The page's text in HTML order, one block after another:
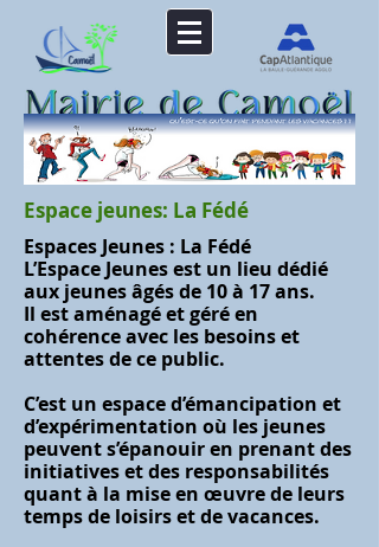
Dernière mise à jour : 06/08/2026
Espace jeunes: La Fédé
Espaces Jeunes : La Fédé
L’Espace Jeunes est un lieu dédié
aux jeunes âgés de 10 à 17 ans.
Il est aménagé et géré en
cohérence avec les besoins et
attentes de ce public.
C’est un espace d’émancipation et
d’expérimentation où les jeunes
peuvent s’épanouir en prenant des
initiatives et des responsabilités
quant à la mise en œuvre de leurs
temps de loisirs et de vacances.